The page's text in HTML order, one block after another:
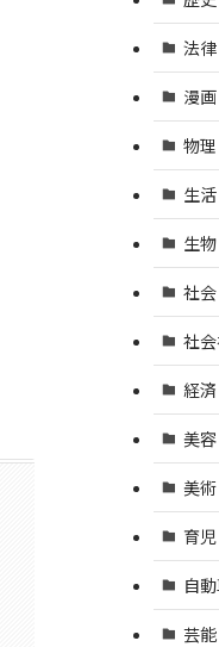
法律
漫画
物理
生活
生物
社会
社
経済
美
美術
育児
自
芸能